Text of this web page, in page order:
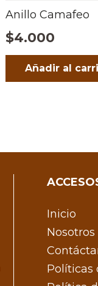
Anillo Camafeo
$4.000
Añadir al
Inicio
Nosotros
Políticas